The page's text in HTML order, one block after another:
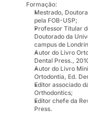
Formação:
Mestrado,
pela FOB-USP;
Professor Titular
Doutorado da
campus de
Autor do Livro
Dental Press.,
Autor do Livro
Ortodontia, Ed.
Editor associado
Orthodontics;
Editor chefe da
Press.